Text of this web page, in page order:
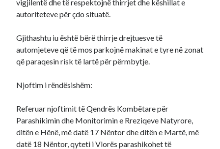
vigjilentë dhe të respektojnë thirrjet dhe këshillat e
autoriteteve për çdo situatë.
Gjithashtu iu është bërë thirrje drejtuesve të
automjeteve që të mos parkojnë makinat e tyre në zonat
që paraqesin risk të lartë për përmbytje.
Njoftim i rëndësishëm:
Referuar njoftimit të Qendrës Kombëtare për
Parashikimin dhe Monitorimin e Rreziqeve Natyrore,
ditën e Hënë, më datë 17 Nëntor dhe ditën e Martë, më
datë 18 Nëntor, qyteti i Vlorës parashikohet të